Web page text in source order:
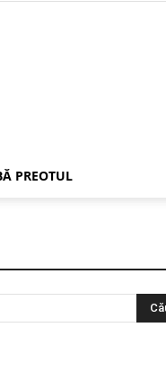
PREOTUL